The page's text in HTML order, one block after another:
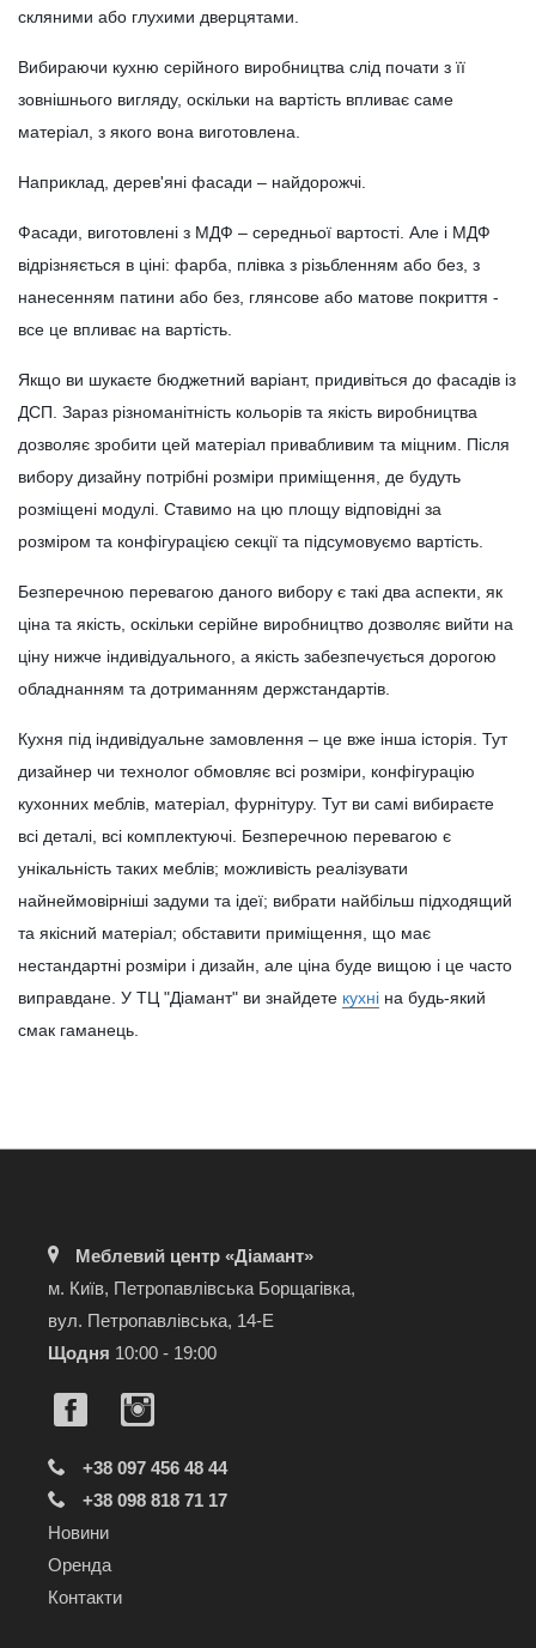
скляними або глухими дверцятами.
Вибираючи кухню серійного виробництва слід почати з її
зовнішнього вигляду, оскільки на вартість впливає саме
матеріал, з якого вона виготовлена.
Наприклад, дерев'яні фасади – найдорожчі.
Фасади, виготовлені з МДФ – середньої вартості. Але і МДФ
відрізняється в ціні: фарба, плівка з різьбленням або без, з
нанесенням патини або без, глянсове або матове покриття -
все це впливає на вартість.
Якщо ви шукаєте бюджетний варіант, придивіться до фасадів із
ДСП. Зараз різноманітність кольорів та якість виробництва
дозволяє зробити цей матеріал привабливим та міцним. Після
вибору дизайну потрібні розміри приміщення, де будуть
розміщені модулі. Ставимо на цю площу відповідні за
розміром та конфігурацією секції та підсумовуємо вартість.
Безперечною перевагою даного вибору є такі два аспекти, як
ціна та якість, оскільки серійне виробництво дозволяє вийти на
ціну нижче індивідуального, а якість забезпечується дорогою
обладнанням та дотриманням держстандартів.
Кухня під індивідуальне замовлення – це вже інша історія. Тут
дизайнер чи технолог обмовляє всі розміри, конфігурацію
кухонних меблів, матеріал, фурнітуру. Тут ви самі вибираєте
всі деталі, всі комплектуючі. Безперечною перевагою є
унікальність таких меблів; можливість реалізувати
найнеймовірніші задуми та ідеї; вибрати найбільш підходящий
та якісний матеріал; обставити приміщення, що має
нестандартні розміри і дизайн, але ціна буде вищою і це часто
виправдане. У ТЦ "Діамант" ви знайдете кухні на будь-який
смак гаманець.
Меблевий центр «Діамант»
м. Київ, Петропавлівська Борщагівка,
вул. Петропавлівська, 14-Е
Щодня 10:00 - 19:00
+38 097 456 48 44
+38 098 818 71 17
Новини
Оренда
Контакти